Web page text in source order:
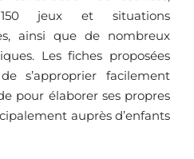
jeux et situations
ainsi que de nombreux
Les fiches proposées
s’approprier facilement
pour élaborer ses propres
auprès d’enfants